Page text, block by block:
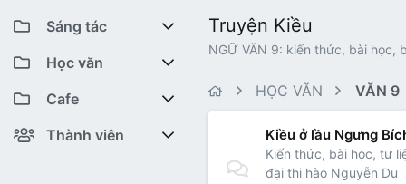
Bài viết mới
Có gì mới
Featured content
Bài viết mới
Youtube VHT News
Youtube VHT
Tiktok
Sáng tác
Cuộc thi viết
Trại sáng tác
Liên hệ BTC
Học văn
Lớp 12
Lớp 11
Cafe
Cafe Văn chương
Thành viên
Truyện Kiều
NGỮ VĂN 9: kiến thức, bài học,
HỌC VĂN VĂN 9
Kiều ở lầu Ngưng
Kiến thức, bài học, tư
đại thi hào Nguyễn Du